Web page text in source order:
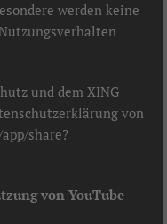
werden keine
und dem XING
von
share?
von YouTube